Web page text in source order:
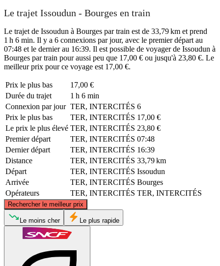
Le trajet Issoudun - Bourges en train
Le trajet de Issoudun à Bourges par train est de 33,79 km et prend
1 h 6 min. Il y a 6 connexions par jour, avec le premier départ au
07:48 et le dernier au 16:39. Il est possible de voyager de Issoudun à
Bourges par train pour aussi peu que 17,00 € ou jusqu'à 23,80 €. Le
meilleur prix pour ce voyage est 17,00 €.
Prix ​​le plus bas
17,00 €
Durée du trajet
1 h 6 min
Connexion par jour TER, INTERCITÉS 6
Prix ​​le plus bas
TER, INTERCITÉS 17,00 €
Le prix le plus élevé TER, INTERCITÉS 23,80 €
Premier départ
TER, INTERCITÉS 07:48
Dernier départ
TER, INTERCITÉS 16:39
Distance
TER, INTERCITÉS 33,79 km
Départ
TER, INTERCITÉS Issoudun
Arrivée
TER, INTERCITÉS Bourges
Opérateurs
TER, INTERCITÉS TER, INTERCITÉS
Rechercher le meilleur prix
©CARTO, ©OpenStreetMapcontributors
Le moins cher Le plus rapide